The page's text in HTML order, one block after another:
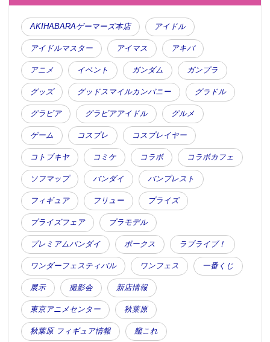
AKIHABARAゲーマーズ本店 アイドル
アイドルマスター アイマス アキバ
アニメ イベント ガンダム ガンプラ
グッズ グッドスマイルカンパニー グラドル
グラビア グラビアアイドル グルメ
ゲーム コスプレ コスプレイヤー
コトブキヤ コミケ コラボ コラボカフェ
ソフマップ バンダイ バンプレスト
フィギュア フリュー プライズ
プライズフェア プラモデル
プレミアムバンダイ ボークス ラブライブ！
ワンダーフェスティバル ワンフェス 一番くじ
展示 撮影会 新店情報
東京アニメセンター 秋葉原
秋葉原 フィギュア情報 艦これ